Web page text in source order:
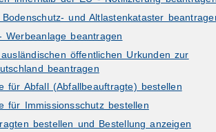
und Altlastenkataster
Werbeanlage beantragen
öffentlichen Urkunden zur
beantragen
für Abfall (Abfallbeauftragte) bestellen
für Immissionsschutz bestellen
bestellen und Bestellung anzeigen